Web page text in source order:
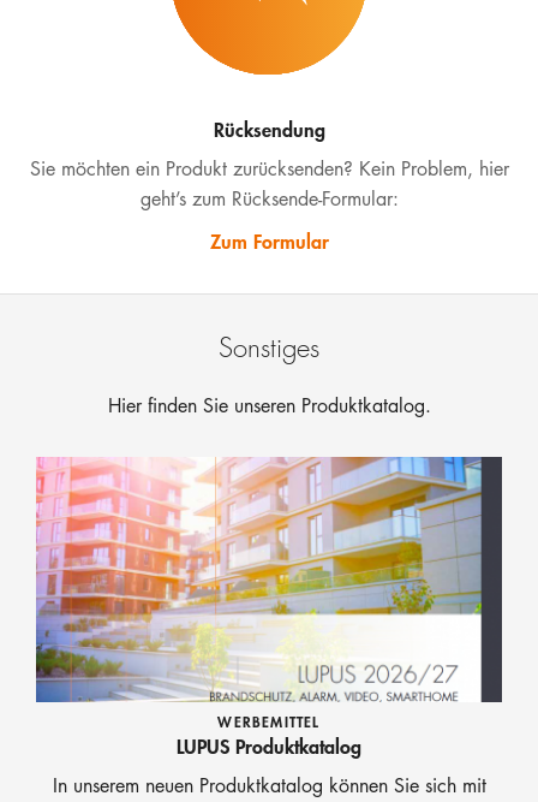
Rücksendung
Sie möchten ein Produkt zurücksenden? Kein Problem, hier
geht’s zum Rücksende-Formular:
Zum Formular
Sonstiges
Hier finden Sie unseren Produktkatalog.
WERBEMITTEL
LUPUS Produktkatalog
In unserem neuen Produktkatalog können Sie sich mit